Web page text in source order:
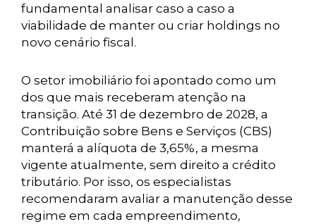
fundamental analisar caso a caso a
viabilidade de manter ou criar holdings no
novo cenário fiscal.
O setor imobiliário foi apontado como um
dos que mais receberam atenção na
transição. Até 31 de dezembro de 2028, a
Contribuição sobre Bens e Serviços (CBS)
manterá a alíquota de 3,65%, a mesma
vigente atualmente, sem direito a crédito
tributário. Por isso, os especialistas
recomendaram avaliar a manutenção desse
regime em cada empreendimento,